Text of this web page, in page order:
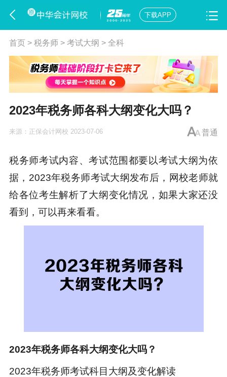
下载APP
首页> 税务师> 考试大纲 > 全科
2023年税务师各科大纲变化大吗？
普通
来源： 正保会计网校 2023-07-06
税务师考试内容、考试范围都要以考试大纲为依
据，2023年税务师考试大纲发布后，网校老师就
给各位考生解析了大纲变化情况，如果大家还没
看到，可以再来看看。
2023年税务师各科大纲变化大吗？
2023年税务师考试科目 大纲及变化解读